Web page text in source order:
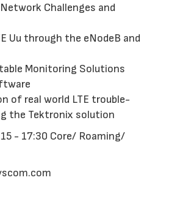
Challenges and
Uu through the eNodeB and
Monitoring Solutions
of real world LTE trouble-
the Tektronix solution
- 17:30 Core/ Roaming/